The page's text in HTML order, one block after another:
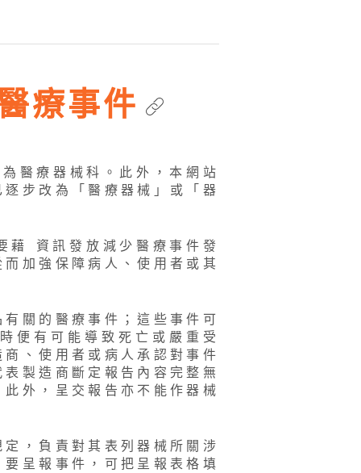
療事件
醫療器械科。此外，本網站
步改為「醫療器械」或「器
藉 資訊發放減少醫療事件發
加強保障病人、使用者或其
關的醫療事件；這些事件可
便有可能導致死亡或嚴重受
、使用者或病人承認對事件
製造商斷定報告內容完整無
外，呈交報告亦不能作器械
，負責對其表列器械所關涉
呈報事件，可把呈報表格填